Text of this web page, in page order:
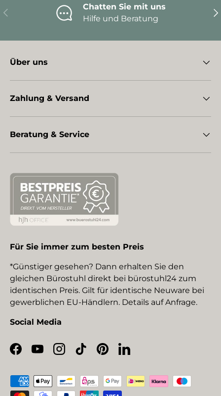
Vorherige
Chatten Sie mit uns
Hilfe und Beratung
Über uns
Zahlung & Versand
Beratung & Service
Für Sie immer zum besten Preis
*Günstiger gesehen? Dann erhalten Sie den
gleichen Bürostuhl direkt bei bürostuhl24 zum
identischen Preis. Gilt für identische Neuware bei
gewerblichen EU-Händlern. Details auf Anfrage.
Social Media
Facebook
YouTubeInstagram
TikTokPinterestLinkedIn
Zahlungsmethoden